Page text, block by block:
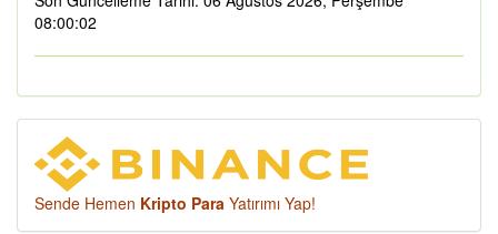
08:00:02
Sende Hemen Kripto Para Yatırımı Yap!